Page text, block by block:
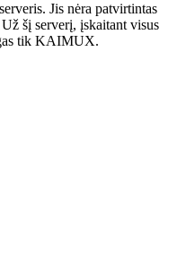
Jis nėra patvirtintas
šį serverį, įskaitant visus
tik KAIMUX.